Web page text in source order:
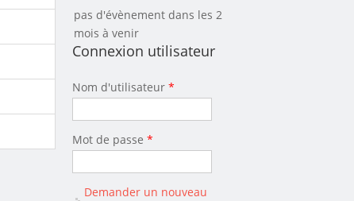
pas d'évènement dans les 2
mois à venir
Connexion utilisateur
Nom d'utilisateur*
Mot de passe*
Demander un nouveau